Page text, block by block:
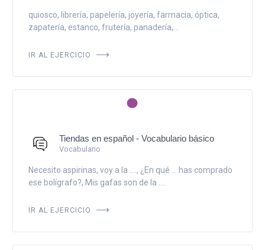
quiosco, librería, papelería, joyería, farmacia, óptica,
zapatería, estanco, frutería, panadería,...
IR AL EJERCICIO
Tiendas en español - Vocabulario básico
Vocabulario
Necesito aspirinas, voy a la ...., ¿En qué ... has comprado
ese bolígrafo?, Mis gafas son de la ....
IR AL EJERCICIO